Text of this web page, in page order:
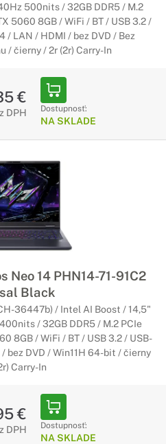
500nits / 32GB DDR5 / M.2
5060 8GB / WiFi / BT / USB 3.2 /
/ LAN / HDMI / bez DVD / Bez
/ čierny / 2r (2r) Carry-In
€
DPH Dostupnosť:
NA SKLADE
Neo 14 PHN14-71-91C2
Black
36447b) / Intel AI Boost / 14,5"
/ 32GB DDR5 / M.2 PCIe
8GB / WiFi / BT / USB 3.2 / USB-
bez DVD / Win11H 64-bit / čierny
Carry-In
€
DPH Dostupnosť:
NA SKLADE